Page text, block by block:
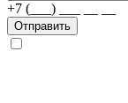
+7 (___) ___ __ __
Отправить